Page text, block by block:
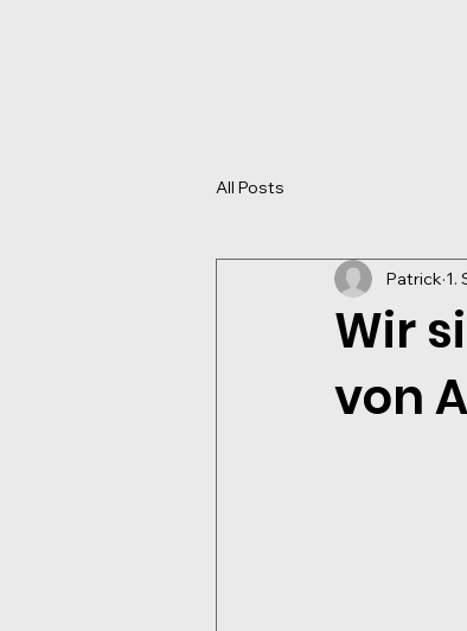
All Posts
Wir
von
Patrick 1.